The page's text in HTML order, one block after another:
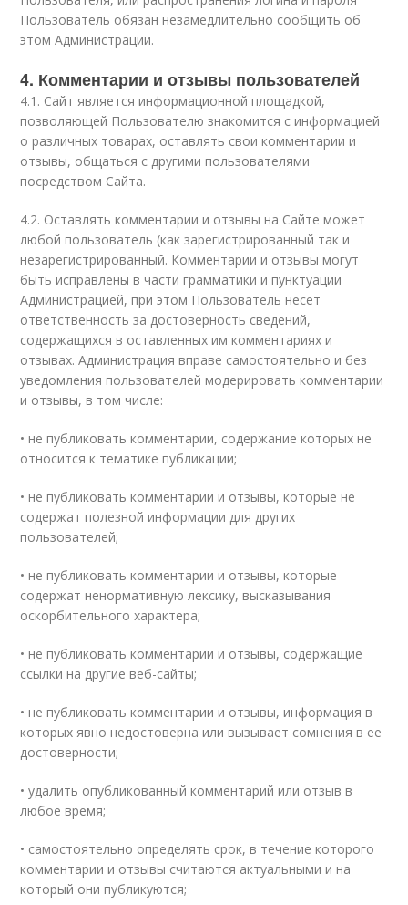
Пользователь обязан незамедлительно сообщить об
этом Администрации.
4. Комментарии и отзывы пользователей
4.1. Сайт является информационной площадкой,
позволяющей Пользователю знакомится с информацией
о различных товарах, оставлять свои комментарии и
отзывы, общаться с другими пользователями
посредством Сайта.
4.2. Оставлять комментарии и отзывы на Сайте может
любой пользователь (как зарегистрированный так и
незарегистрированный. Комментарии и отзывы могут
быть исправлены в части грамматики и пунктуации
Администрацией, при этом Пользователь несет
ответственность за достоверность сведений,
содержащихся в оставленных им комментариях и
отзывах. Администрация вправе самостоятельно и без
уведомления пользователей модерировать комментарии
и отзывы, в том числе:
• не публиковать комментарии, содержание которых не
относится к тематике публикации;
• не публиковать комментарии и отзывы, которые не
содержат полезной информации для других
пользователей;
• не публиковать комментарии и отзывы, которые
содержат ненормативную лексику, высказывания
оскорбительного характера;
• не публиковать комментарии и отзывы, содержащие
ссылки на другие веб-сайты;
• не публиковать комментарии и отзывы, информация в
которых явно недостоверна или вызывает сомнения в ее
достоверности;
• удалить опубликованный комментарий или отзыв в
любое время;
• самостоятельно определять срок, в течение которого
комментарии и отзывы считаются актуальными и на
который они публикуются;